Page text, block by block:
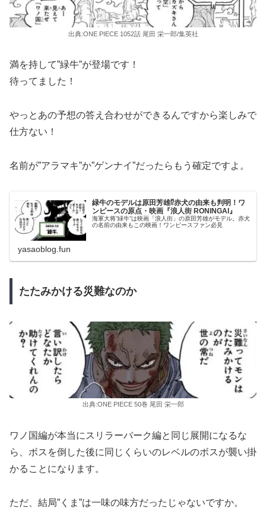
出典:ONE PIECE 1052話 尾田 栄一郎/集英社
満を持して”緑牛”が登場です！
待ってました！
やっとあの予想の答え合わせができるんですから楽しみで
仕方ない！
名前が”アラマキ”か”ゲンナイ”だったらもう確定ですよ。
緑牛のモデルは原田芳雄⁉︎赤犬の由来も判明！ワ
ンピースの原点・映画『浪人街 RONINGAI』
海軍大将”緑牛”は映画「浪人街」の原田芳雄がモデル。赤犬
の名前の由来もこの映画！ワンピースファン必見
yasaoblog.fun
たたみかける災難なのか
出典:ONE PIECE 50巻 尾田 栄一郎
ワノ国編が本当にスリラーバーク編と同じ展開になるな
ら、ボスを倒した後に同じくらいのレベルのボスが襲い掛
かることになります。
ただ、結局”くま”は一味の味方だったじゃないですか。